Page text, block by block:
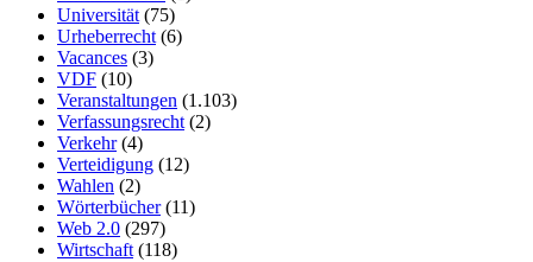
Universität (75)
Urheberrecht (6)
Vacances (3)
VDF (10)
Veranstaltungen (1.103)
Verfassungsrecht (2)
Verkehr(4)
Verteidigung (12)
Wahlen (2)
Wörterbücher(11)
Web 2.0 (297)
Wirtschaft (118)